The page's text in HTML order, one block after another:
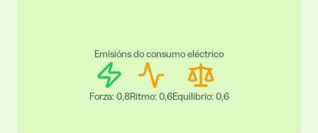
Emisións do consumo eléctrico
Forza:0,8Ritmo:0,6Equilibrio:0,6